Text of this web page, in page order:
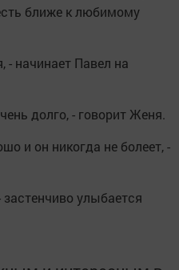
ближе к любимому
начинает Павел на
долго, - говорит Женя.
и он никогда не болеет, -
улыбается